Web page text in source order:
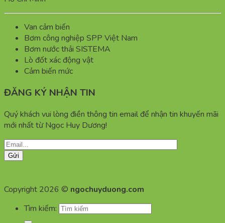
Van cảm biến
Bơm công nghiệp SPP Việt Nam
Bơm nước thải SISTEMA
Lò đốt xác động vật
Cảm biến mức
ĐĂNG KÝ NHẬN TIN
Quý khách vui lòng điền thông tin email để nhận tin khuyến mãi
mới nhất từ Ngọc Huy Dương!
Copyright 2026 © ngochuyduong.com
Tìm kiếm: